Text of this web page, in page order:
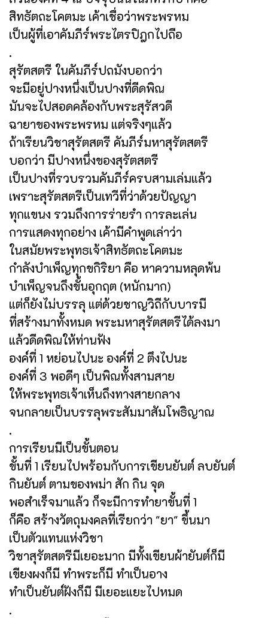
สิทธัตถะโคตมะ เค้าเชื่อว่าพระพรหม
เป็นผู้ที่เอาคัมภีร์พระไตรปิฎกไปถือ
.
สุรัตสตรี ในคัมภีร์ปถมังบอกว่า
จะมีอยู่ปางหนึ่งเป็นปางที่ดีดพิณ
มันจะไปสอดคล้องกับพระสุรัสวดี
ฉายาของพระพรหม แต่จริงๆแล้ว
ถ้าเรียนวิชาสุรัตสตรี คัมภีร์มหาสุรัตสตรี
บอกว่า มีปางหนึ่งของสุรัตสตรี
เป็นปางที่รวบรวมคัมภีร์ครบสามเล่มแล้ว
เพราะสุรัตสตรีเป็นเทวีที่ว่าด้วยปัญญา
ทุกแขนง รวมถึงการร่ายรำ การละเล่น
การแสดงทุกอย่าง เค้ามีคำพูดเล่าว่า
ในสมัยพระพุทธเจ้าสิทธัตถะโคตมะ
กำลังบำเพ็ญทุกขกิริยา คือ หาความหลุดพ้น
บำเพ็ญจนถึงขั้นอุกฤต (หนักมาก)
แต่ก็ยังไม่บรรลุ แต่ด้วยชาญวิถีกับบารมี
ที่สร้างมาทั้งหมด พระมหาสุรัตสตรีได้ลงมา
แล้วดีดพิณให้ท่านฟัง
องค์ที่ 1 หย่อนไปนะ องค์ที่ 2 ตึงไปนะ
องค์ที่ 3 พอดีๆ เป็นพิณทั้งสามสาย
ให้พระพุทธเจ้าเห็นถึงทางสายกลาง
จนกลายเป็นบรรลุพระสัมมาสัมโพธิญาณ
.
การเรียนมีเป็นขั้นตอน
ขั้นที่ 1 เรียนไปพร้อมกับการเขียนยันต์ ลบยันต์
กินยันต์ ตามของพม่า สัก กิน จุด
พอสำเร็จมาแล้ว ก็จะมีการทำยาขั้นที่ 1
ก็คือ สร้างวัตถุมงคลที่เรียกว่า "ยา" ขึ้นมา
เป็นตัวแทนแห่งวิชา
วิชาสุรัตสตรีมีเยอะมาก มีทั้งเขียนผ้ายันต์ก็มี
เขียงผงก็มี ทำพระก็มี ทำเป็นอาง
ทำเป็นยันต์ฝังก็มี มีเยอะแยะไปหมด
.